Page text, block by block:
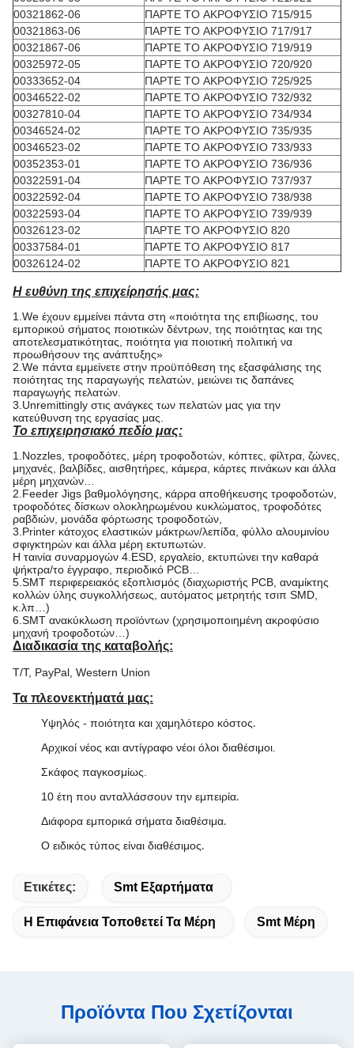
00321862-06
ΠΑΡΤΕ ΤΟ ΑΚΡΟΦΥΣΙΟ 715/915
00321863-06
ΠΑΡΤΕ ΤΟ ΑΚΡΟΦΥΣΙΟ 717/917
00321867-06
ΠΑΡΤΕ ΤΟ ΑΚΡΟΦΥΣΙΟ 719/919
00325972-05
ΠΑΡΤΕ ΤΟ ΑΚΡΟΦΥΣΙΟ 720/920
00333652-04
ΠΑΡΤΕ ΤΟ ΑΚΡΟΦΥΣΙΟ 725/925
00346522-02
ΠΑΡΤΕ ΤΟ ΑΚΡΟΦΥΣΙΟ 732/932
00327810-04
ΠΑΡΤΕ ΤΟ ΑΚΡΟΦΥΣΙΟ 734/934
00346524-02
ΠΑΡΤΕ ΤΟ ΑΚΡΟΦΥΣΙΟ 735/935
00346523-02
ΠΑΡΤΕ ΤΟ ΑΚΡΟΦΥΣΙΟ 733/933
00352353-01
ΠΑΡΤΕ ΤΟ ΑΚΡΟΦΥΣΙΟ 736/936
00322591-04
ΠΑΡΤΕ ΤΟ ΑΚΡΟΦΥΣΙΟ 737/937
00322592-04
ΠΑΡΤΕ ΤΟ ΑΚΡΟΦΥΣΙΟ 738/938
00322593-04
ΠΑΡΤΕ ΤΟ ΑΚΡΟΦΥΣΙΟ 739/939
00326123-02
ΠΑΡΤΕ ΤΟ ΑΚΡΟΦΥΣΙΟ 820
00337584-01
ΠΑΡΤΕ ΤΟ ΑΚΡΟΦΥΣΙΟ 817
00326124-02
ΠΑΡΤΕ ΤΟ ΑΚΡΟΦΥΣΙΟ 821
Η ευθύνη της επιχείρησής μας:
1.We έχουν εμμείνει πάντα στη «ποιότητα της επιβίωσης, του
εμπορικού σήματος ποιοτικών δέντρων, της ποιότητας και της
αποτελεσματικότητας, ποιότητα για ποιοτική πολιτική να
προωθήσουν της ανάπτυξης»
2.We πάντα εμμείνετε στην προϋπόθεση της εξασφάλισης της
ποιότητας της παραγωγής πελατών, μειώνει τις δαπάνες
παραγωγής πελατών.
3.Unremittingly στις ανάγκες των πελατών μας για την
κατεύθυνση της εργασίας μας.
Το επιχειρησιακό πεδίο μας:
1.Nozzles, τροφοδότες, μέρη τροφοδοτών, κόπτες, φίλτρα, ζώνες,
μηχανές, βαλβίδες, αισθητήρες, κάμερα, κάρτες πινάκων και άλλα
μέρη μηχανών…
2.Feeder Jigs βαθμολόγησης, κάρρα αποθήκευσης τροφοδοτών,
τροφοδότες δίσκων ολοκληρωμένου κυκλώματος, τροφοδότες
ραβδιών, μονάδα φόρτωσης τροφοδοτών,
3.Printer κάτοχος ελαστικών μάκτρων/λεπίδα, φύλλο αλουμινίου
σφιγκτηρών και άλλα μέρη εκτυπωτών.
Η ταινία συναρμογών 4.ESD, εργαλείο, εκτυπώνει την καθαρά
ψήκτρα/το έγγραφο, περιοδικό PCB…
5.SMT περιφερειακός εξοπλισμός (διαχωριστής PCB, αναμίκτης
κολλών ύλης συγκολλήσεως, αυτόματος μετρητής τσιπ SMD,
κ.λπ…)
6.SMT ανακύκλωση προϊόντων (χρησιμοποιημένη ακροφύσιο
μηχανή τροφοδοτών…)
Διαδικασία της καταβολής:
T/T, PayPal, Western Union
Τα πλεονεκτήματά μας:
Υψηλός - ποιότητα και χαμηλότερο κόστος.
Αρχικοί νέος και αντίγραφο νέοι όλοι διαθέσιμοι.
Σκάφος παγκοσμίως.
10 έτη που ανταλλάσσουν την εμπειρία.
Διάφορα εμπορικά σήματα διαθέσιμα.
Ο ειδικός τύπος είναι διαθέσιμος.
Ετικέτες: Smt Εξαρτήματα
Η Επιφάνεια Τοποθετεί Τα Μέρη Smt Μέρη
Προϊόντα Που Σχετίζονται